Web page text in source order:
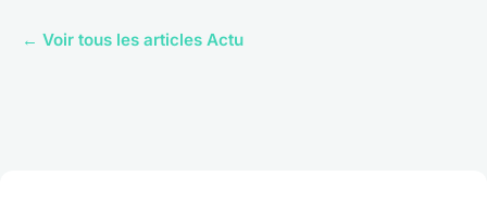
← Voir tous les articles Actu